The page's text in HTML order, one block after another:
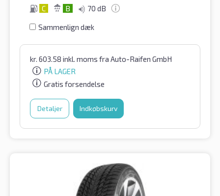
C B 70 dB
Sammenlign dæk
kr. 603.58 inkl. moms fra Auto-Raifen GmbH
PÅ LAGER
Gratis forsendelse
Detaljer Indkøbskurv